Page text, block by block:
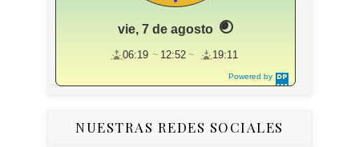
Powered by
DaysPedia.c
vie, 7 de agosto
06:19 12:52 19:11
NUESTRAS REDES SOCIALES